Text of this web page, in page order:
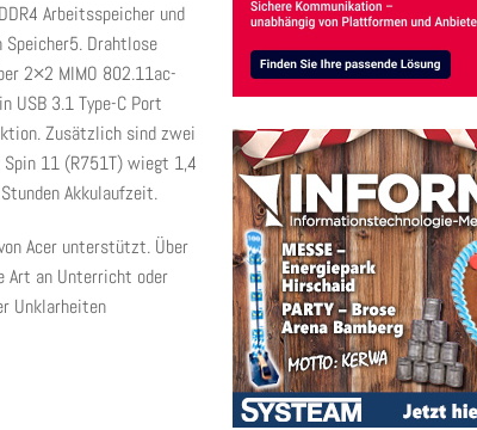
Arbeitsspeicher und
Speicher5. Drahtlose
2×2 MIMO 802.11ac-
USB 3.1 Type-C Port
Zusätzlich sind zwei
11 (R751T) wiegt 1,4
Akkulaufzeit.
Acer unterstützt. Über
Art an Unterricht oder
Unklarheiten